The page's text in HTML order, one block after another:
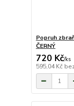
Popruh
ČERNÝ
720 Kč/ks
595,04 Kč